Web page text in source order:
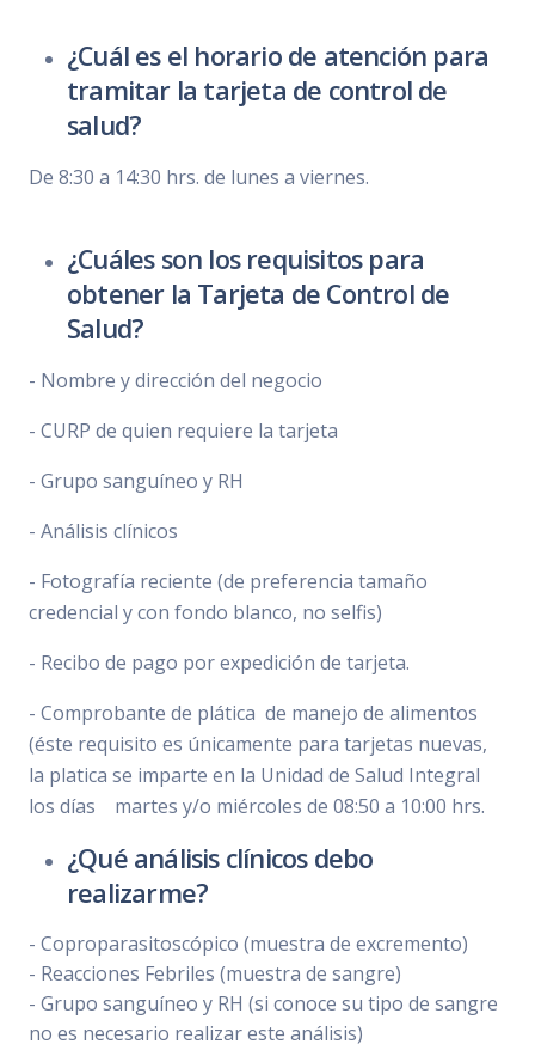
¿Cuál es el horario de atención para
tramitar la tarjeta de control de
salud?
De 8:30 a 14:30 hrs. de lunes a viernes.
¿Cuáles son los requisitos para
obtener la Tarjeta de Control de
Salud?
- Nombre y dirección del negocio
- CURP de quien requiere la tarjeta
- Grupo sanguíneo y RH
- Análisis clínicos
- Fotografía reciente (de preferencia tamaño
credencial y con fondo blanco, no selfis)
- Recibo de pago por expedición de tarjeta.
- Comprobante de plática de manejo de alimentos
(éste requisito es únicamente para tarjetas nuevas,
la platica se imparte en la Unidad de Salud Integral
los días martes y/o miércoles de 08:50 a 10:00 hrs.
¿Qué análisis clínicos debo
realizarme?
- Coproparasitoscópico (muestra de excremento)
- Reacciones Febriles (muestra de sangre)
- Grupo sanguíneo y RH (si conoce su tipo de sangre
no es necesario realizar este análisis)